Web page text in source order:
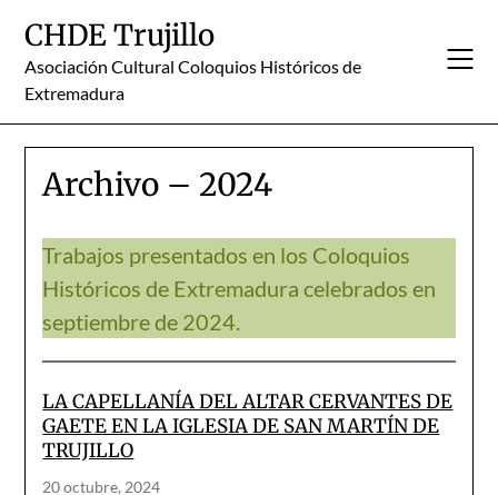
content
CHDE Trujillo
Asociación Cultural Coloquios Históricos de
Extremadura
Archivo – 2024
Trabajos presentados en los Coloquios
Históricos de Extremadura celebrados en
septiembre de 2024.
LA CAPELLANÍA DEL ALTAR CERVANTES DE
GAETE EN LA IGLESIA DE SAN MARTÍN DE
TRUJILLO
20 octubre, 2024